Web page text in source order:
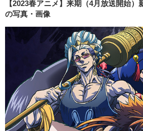
ゲーム
海外イベント
俳優・タレント
ビジネス
アニメ
書評
ゲーム
動画
アニメ
アニメ！アニメ！TV
連載・コラム
【2023春アニメ】来期（4月放送開始）
の写真・画像